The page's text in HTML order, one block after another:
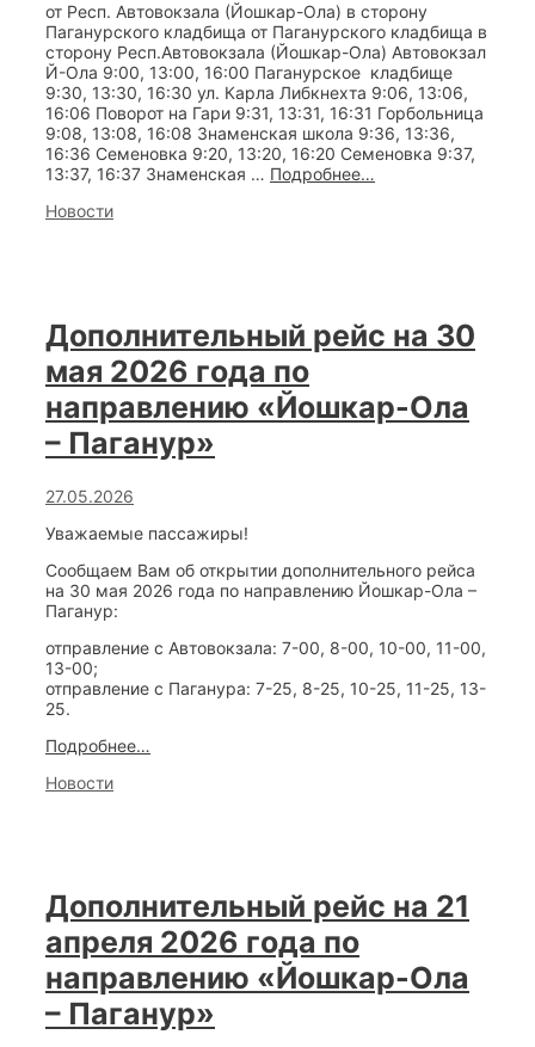
от Респ. Автовокзала (Йошкар-Ола) в сторону
Паганурского кладбища от Паганурского кладбища в
сторону Респ.Автовокзала (Йошкар-Ола) Автовокзал
Й-Ола 9:00, 13:00, 16:00 Паганурское кладбище
9:30, 13:30, 16:30 ул. Карла Либкнехта 9:06, 13:06,
16:06 Поворот на Гари 9:31, 13:31, 16:31 Горбольница
9:08, 13:08, 16:08 Знаменская школа 9:36, 13:36,
16:36 Семеновка 9:20, 13:20, 16:20 Семеновка 9:37,
13:37, 16:37 Знаменская … Подробнее…
с
20
2026
года
Categories
Новости
Дополнительный рейс на 30
мая 2026 года по
направлению «Йошкар-Ола
– Паганур»
27.05.2026
Уважаемые пассажиры!
Сообщаем Вам об открытии дополнительного рейса
на 30 мая 2026 года по направлению Йошкар-Ола –
Паганур:
отправление с Автовокзала: 7-00, 8-00, 10-00, 11-00,
13-00;
отправление с Паганура: 7-25, 8-25, 10-25, 11-25, 13-
25.
Подробнее…
направлению
«Йошкар-
Ола
–
Паганур»
Categories
Новости
Дополнительный рейс на 21
апреля 2026 года по
направлению «Йошкар-Ола
– Паганур»